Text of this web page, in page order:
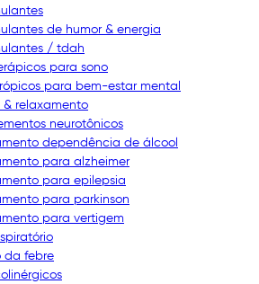
de humor & energia
/ tdah
para sono
para bem-estar mental
& relaxamento
neurotônicos
dependência de álcool
para alzheimer
para epilepsia
para parkinson
para vertigem
da febre